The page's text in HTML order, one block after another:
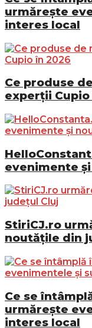
urmărește
interes local
Ce produse
experții Cupio
evenimente
StiriCJ.ro
noutățile din
Ce se
urmărește
interes local